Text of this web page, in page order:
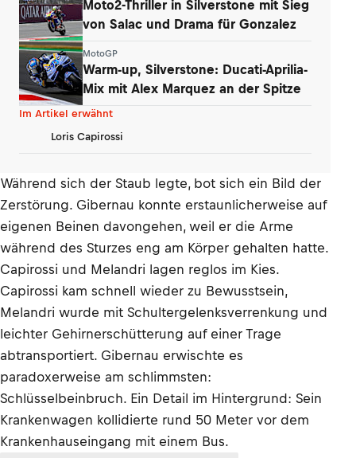
Moto2-Thriller in Silverstone mit Sieg
von Salac und Drama für Gonzalez
MotoGP
Warm-up, Silverstone: Ducati-Aprilia-
Mix mit Alex Marquez an der Spitze
Im Artikel erwähnt
Loris Capirossi
Während sich der Staub legte, bot sich ein Bild der
Zerstörung. Gibernau konnte erstaunlicherweise auf
eigenen Beinen davongehen, weil er die Arme
während des Sturzes eng am Körper gehalten hatte.
Capirossi und Melandri lagen reglos im Kies.
Capirossi kam schnell wieder zu Bewusstsein,
Melandri wurde mit Schultergelenksverrenkung und
leichter Gehirnerschütterung auf einer Trage
abtransportiert. Gibernau erwischte es
paradoxerweise am schlimmsten:
Schlüsselbeinbruch. Ein Detail im Hintergrund: Sein
Krankenwagen kollidierte rund 50 Meter vor dem
Krankenhauseingang mit einem Bus.